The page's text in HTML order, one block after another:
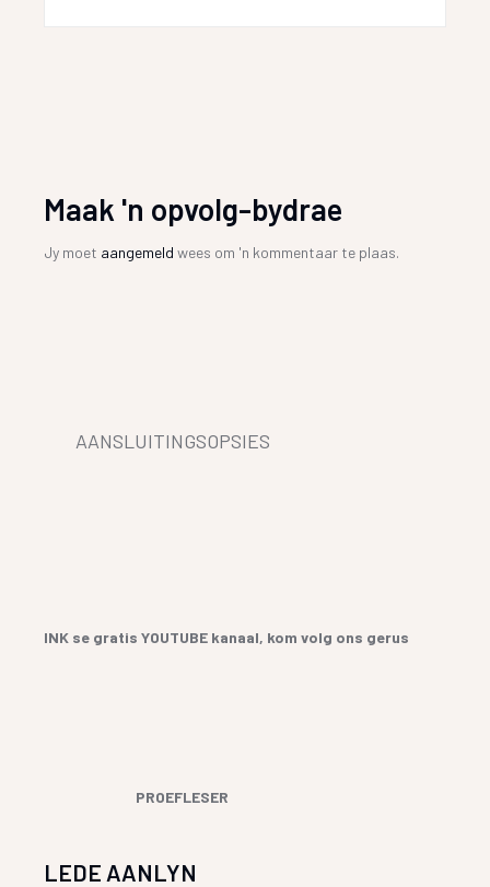
Maak 'n opvolg-bydrae
Jy moet aangemeld wees om 'n kommentaar te plaas.
AANSLUITINGSOPSIES
INK se gratis YOUTUBE kanaal, kom volg ons gerus
PROEFLESER
LEDE AANLYN